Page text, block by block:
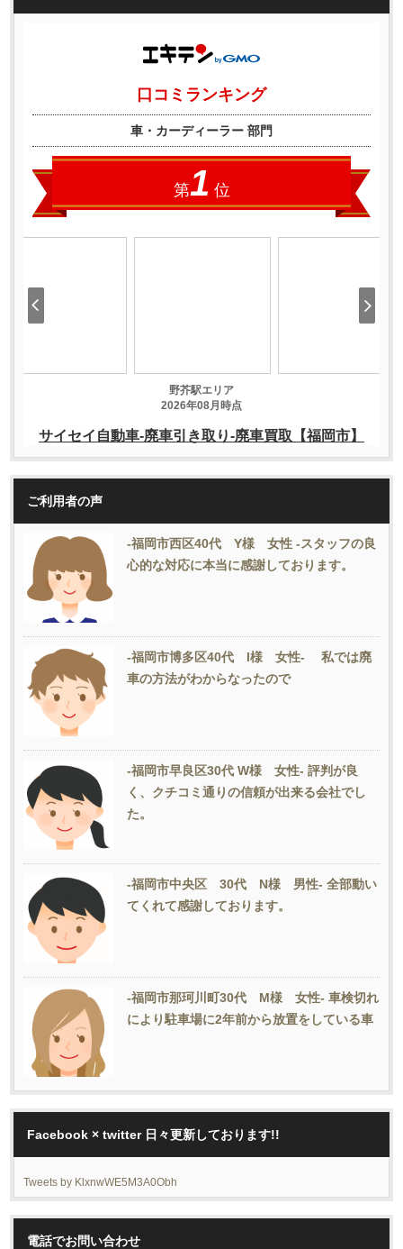
ご利用者の声
-福岡市西区40代 Y様 女性 -スタッフの良
心的な対応に本当に感謝しております。
-福岡市博多区40代 I様 女性- 私では廃
車の方法がわからなったので
-福岡市早良区30代 W様 女性- 評判が良
く、クチコミ通りの信頼が出来る会社でし
た。
-福岡市中央区 30代 N様 男性- 全部動い
てくれて感謝しております。
-福岡市那珂川町30代 M様 女性- 車検切れ
により駐車場に2年前から放置をしている車
Facebook × twitter 日々更新しております!!
Tweets by KlxnwWE5M3A0Obh
電話でお問い合わせ